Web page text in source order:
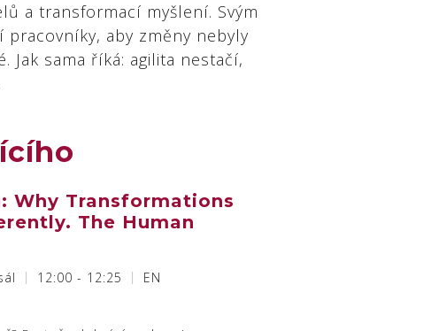
a transformací myšlení. Svým
aby změny nebyly
sama říká: agilita nestačí,
Why Transformations
The Human
12:00 - 12:25
EN